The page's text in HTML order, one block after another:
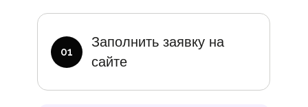
Заполнить заявку на
сайте
01